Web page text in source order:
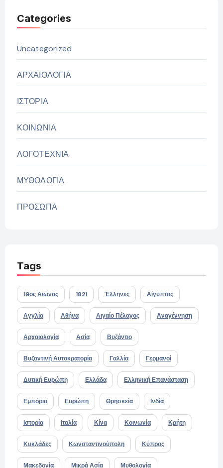
Categories
Uncategorized
ΑΡΧΑΙΟΛΟΓΙΑ
ΙΣΤΟΡΙΑ
ΚΟΙΝΩΝΙΑ
ΛΟΓΟΤΕΧΝΙΑ
ΜΥΘΟΛΟΓΙΑ
ΠΡΟΣΩΠΑ
Tags
19ος Αιώνας 1821 Έλληνες Αίγυπτος
Αγγλία Αθήνα Αιγαίο Πέλαγος Αναγέννηση
Αρχαιολογία Ασία Βυζάντιο
Βυζαντινή Αυτοκρατορία Γαλλία Γερμανοί
Δυτική Ευρώπη Ελλάδα Ελληνική Επανάσταση
Εμπόριο Ευρώπη Θρησκεία Ινδία
Ιστορία Ιταλία Κίνα Κοινωνία Κρήτη
Κυκλάδες Κωνσταντινούπολη Κύπρος
Μακεδονία Μικρά Ασία Μυθολογία